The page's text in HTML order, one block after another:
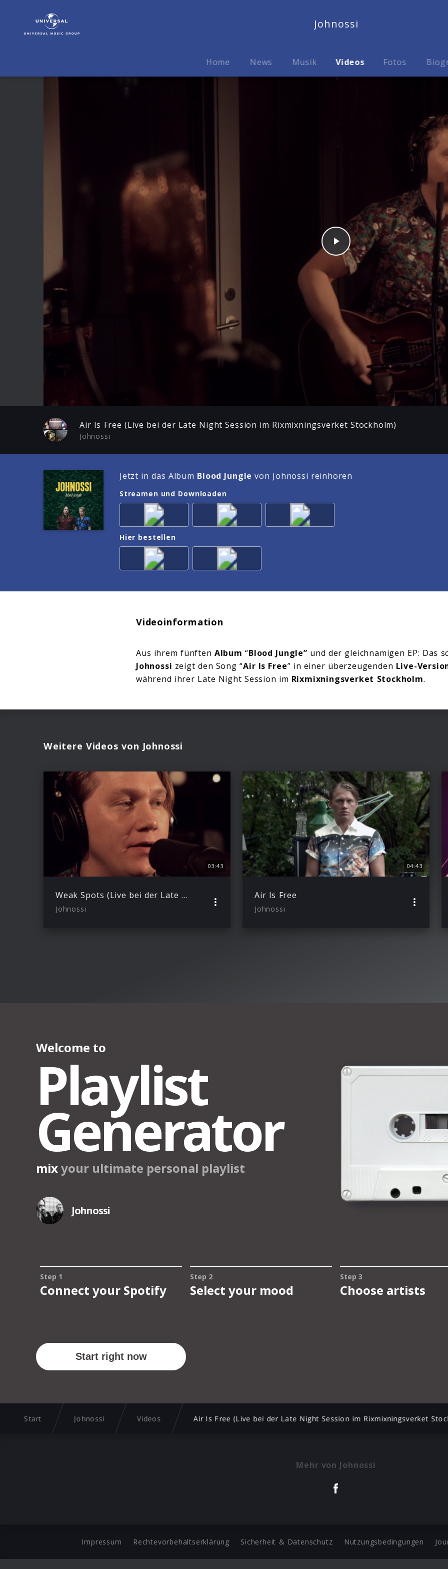
Free
Johnossi
Home News Musik Videos Fotos
Play
Play
Air Is Free (Live bei der Late Night Session im Rixmixningsverket Stockholm)
Johnossi
Jetzt in das Album Blood Jungle von Johnossi reinhören
Streamen und Downloaden
Hier bestellen
Videoinformation
Aus ihrem fünften Album “Blood Jungle” und der gleichnamigen EP: Das
Johnossi zeigt den Song “Air Is Free” in einer überzeugenden Live-
während ihrer Late Night Session im Rixmixningsverket Stockholm.
Weitere Videos von Johnossi
03:43
Weak Spots (Live bei der Late Night Session im Rixmixningsverket Stockholm)
Johnossi
04:43
Air Is Free
Johnossi
Start Johnossi Videos Air Is Free (Live bei der Late Night Session im Rixmixningsverket
Mehr von Johnossi
Impressum Rechtevorbehaltserklärung Sicherheit & Datenschutz Nutzungsbedingungen